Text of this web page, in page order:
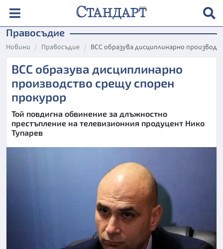
Правосъдие
Новини Правосъдие ВСС образува дисциплинарно
ВСС образува дисциплинарно
производство срещу спорен
прокурор
Той повдигна обвинение за длъжностно
престъпление на телевизионния продуцент Нико
Тупарев